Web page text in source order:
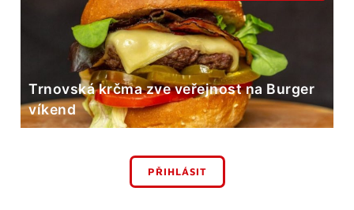
Trnovská krčma zve veřejnost na Burger
víkend
PŘIHLÁSIT